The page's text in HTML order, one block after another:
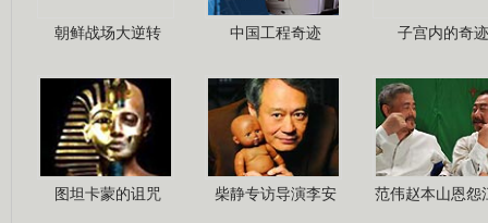
朝鲜战场大逆转 中国工程奇迹 子宫内的奇迹
图坦卡蒙的诅咒 柴静专访导演李安 范伟赵本山恩怨